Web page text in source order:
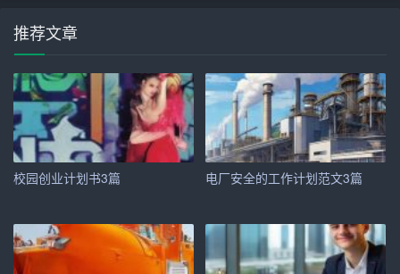
静，应对自如。
5. 注意细节：自我介绍时，要注意自己的语言、语速、语
调、表情等细节。这些细节往往能反映出您的素质和修
养。
6. 适度展示：在自我介绍中，可以适度展示自己的才华和
以免给考官留下不好的印象。
7. 避免负面信息：在自我介绍中，尽量避免提及自己的缺
推荐文章
校园创业计划书3篇 电厂安全的工作计划范文3篇